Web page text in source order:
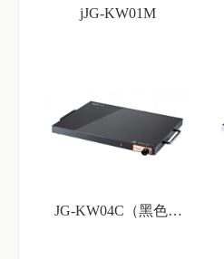
jJG-KW01M
JG-KW04C（黑色边